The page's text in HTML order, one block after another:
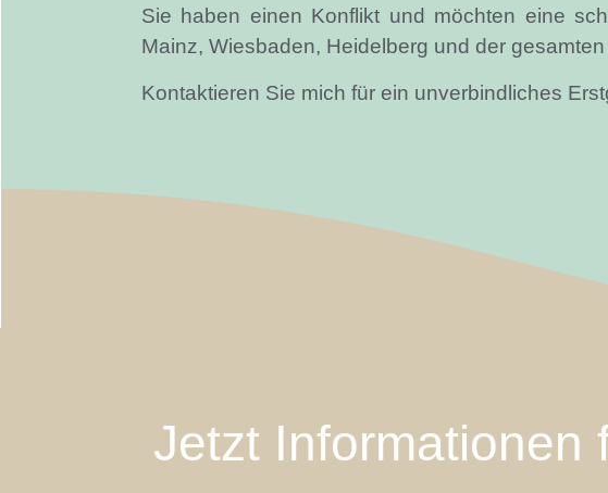
Sie haben einen Konflikt und möchten eine
Mainz, Wiesbaden, Heidelberg und der
Kontaktieren Sie mich für ein unverbindliches
Jetzt Informationen